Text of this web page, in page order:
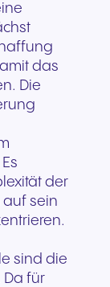
das
Die
der
auf sein
sind die
Da für